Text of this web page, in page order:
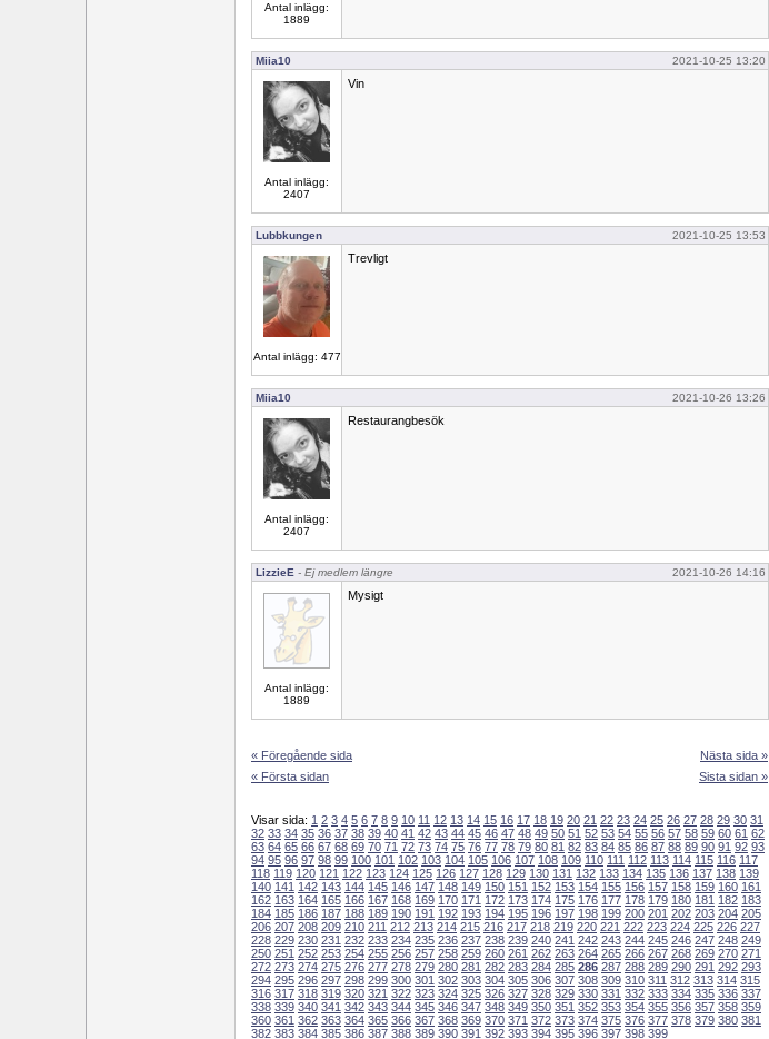
Antal inlägg:
1889
Miia10 2021-10-25 13:20
Antal inlägg:
2407
Vin
Lubbkungen 2021-10-25 13:53
Antal inlägg: 477
Trevligt
Miia10 2021-10-26 13:26
Antal inlägg:
2407
Restaurangbesök
LizzieE - Ej medlem längre 2021-10-26 14:16
Antal inlägg:
1889
Mysigt
« Föregående sida
« Första sidan
Nästa sida »
Sista sidan »
Visar sida: 1 2 3 4 5 6 7 8 9 10 11 12 13 14 15 16 17 18 19 20 21 22 23 24 25 26 27 28 29 30 31
32 33 34 35 36 37 38 39 40 41 42 43 44 45 46 47 48 49 50 51 52 53 54 55 56 57 58 59 60 61 62
63 64 65 66 67 68 69 70 71 72 73 74 75 76 77 78 79 80 81 82 83 84 85 86 87 88 89 90 91 92 93
94 95 96 97 98 99 100 101 102 103 104 105 106 107 108 109 110 111 112 113 114 115 116 117
118 119 120 121 122 123 124 125 126 127 128 129 130 131 132 133 134 135 136 137 138 139
140 141 142 143 144 145 146 147 148 149 150 151 152 153 154 155 156 157 158 159 160 161
162 163 164 165 166 167 168 169 170 171 172 173 174 175 176 177 178 179 180 181 182 183
184 185 186 187 188 189 190 191 192 193 194 195 196 197 198 199 200 201 202 203 204 205
206 207 208 209 210 211 212 213 214 215 216 217 218 219 220 221 222 223 224 225 226 227
228 229 230 231 232 233 234 235 236 237 238 239 240 241 242 243 244 245 246 247 248 249
250 251 252 253 254 255 256 257 258 259 260 261 262 263 264 265 266 267 268 269 270 271
272 273 274 275 276 277 278 279 280 281 282 283 284 285 286 287 288 289 290 291 292 293
294 295 296 297 298 299 300 301 302 303 304 305 306 307 308 309 310 311 312 313 314 315
316 317 318 319 320 321 322 323 324 325 326 327 328 329 330 331 332 333 334 335 336 337
338 339 340 341 342 343 344 345 346 347 348 349 350 351 352 353 354 355 356 357 358 359
360 361 362 363 364 365 366 367 368 369 370 371 372 373 374 375 376 377 378 379 380 381
382 383 384 385 386 387 388 389 390 391 392 393 394 395 396 397 398 399